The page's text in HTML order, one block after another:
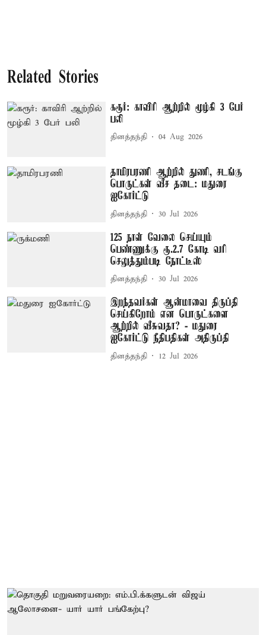
Related Stories
கரூர்: காவிரி ஆற்றில் மூழ்கி 3 பேர்
பலி
தினத்தந்தி 04 Aug 2026
தாமிரபரணி ஆற்றில் துணி, சடங்கு
பொருட்கள் வீச தடை: மதுரை
ஐகோர்ட்டு
தினத்தந்தி 30 Jul 2026
125 நாள் வேலை செய்யும்
பெண்ணுக்கு ரூ.2.7 கோடி வரி
செலுத்தும்படி நோட்டீஸ்
தினத்தந்தி 30 Jul 2026
இறந்தவர்கள் ஆன்மாவை திருப்தி
செய்கிறோம் என பொருட்களை
ஆற்றில் வீசுவதா? - மதுரை
ஐகோர்ட்டு நீதிபதிகள் அதிருப்தி
தினத்தந்தி 12 Jul 2026